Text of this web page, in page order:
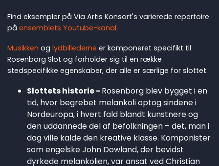
Find eksempler på Via Artis Konsort's varierede repertoire
på ensemblets Youtube-kanal.
Musikken og lydbillederne er komponeret specifikt til
Rosenborg Slot og forholder sig til en række
stedspecifikke egenskaber, der alle er særlige for slottet.
Slottets historie - Rosenborg blev bygget i en
tid, hvor begrebet melankoli optog sindene i
Nordeuropa, i hvert fald blandt kunstnere og
den uddannede del af befolkningen – det, man i
dag ville kalde den kreative klasse. Komponister
som engelske John Dowland, der bevidst
dyrkede melankolien, var ansat ved Christian